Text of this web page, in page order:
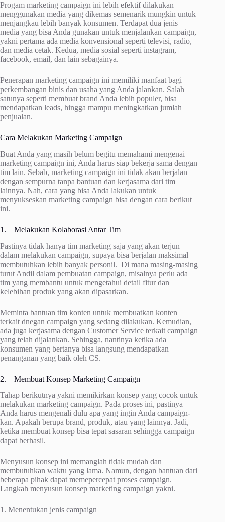
Progam marketing campaign ini lebih efektif dilakukan
menggunakan media yang dikemas semenarik mungkin untuk
menjangkau lebih banyak konsumen. Terdapat dua jenis
media yang bisa Anda gunakan untuk menjalankan campaign,
yakni pertama ada media konvensional seperti televisi, radio,
dan media cetak. Kedua, media sosial seperti instagram,
facebook, email, dan lain sebagainya.
Penerapan marketing campaign ini memiliki manfaat bagi
perkembangan binis dan usaha yang Anda jalankan. Salah
satunya seperti membuat brand Anda lebih populer, bisa
mendapatkan leads, hingga mampu meningkatkan jumlah
penjualan.
Cara Melakukan Marketing Campaign
Buat Anda yang masih belum begitu memahami mengenai
marketing campaign ini, Anda harus siap bekerja sama dengan
tim lain. Sebab, marketing campaign ini tidak akan berjalan
dengan sempurna tanpa bantuan dan kerjasama dari tim
lainnya. Nah, cara yang bisa Anda lakukan untuk
menyukseskan marketing campaign bisa dengan cara berikut
ini.
1. Melakukan Kolaborasi Antar Tim
Pastinya tidak hanya tim marketing saja yang akan terjun
dalam melakukan campaign, supaya bisa berjalan maksimal
membutuhkan lebih banyak personil. Di mana masing-masing
turut Andil dalam pembuatan campaign, misalnya perlu ada
tim yang membantu untuk mengetahui detail fitur dan
kelebihan produk yang akan dipasarkan.
Meminta bantuan tim konten untuk membuatkan konten
terkait dnegan campaign yang sedang dilakukan. Kemudian,
ada juga kerjasama dengan Customer Service terkait campaign
yang telah dijalankan. Sehingga, nantinya ketika ada
konsumen yang bertanya bisa langsung mendapatkan
penanganan yang baik oleh CS.
2. Membuat Konsep Marketing Campaign
Tahap berikutnya yakni memikirkan konsep yang cocok untuk
melakukan marketing campaign. Pada proses ini, pastinya
Anda harus mengenali dulu apa yang ingin Anda campaign-
kan. Apakah berupa brand, produk, atau yang lainnya. Jadi,
ketika membuat konsep bisa tepat sasaran sehingga campaign
dapat berhasil.
Menyusun konsep ini memanglah tidak mudah dan
membutuhkan waktu yang lama. Namun, dengan bantuan dari
beberapa pihak dapat memepercepat proses campaign.
Langkah menyusun konsep marketing campaign yakni.
1. Menentukan jenis campaign